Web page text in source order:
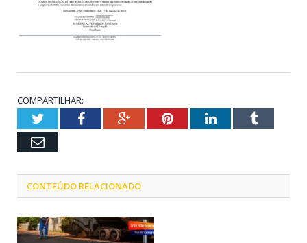
COMPARTILHAR:
TwitterFacebookGoogle+PinterestLinkedInTumblr
Email
CONTEÚDO RELACIONADO